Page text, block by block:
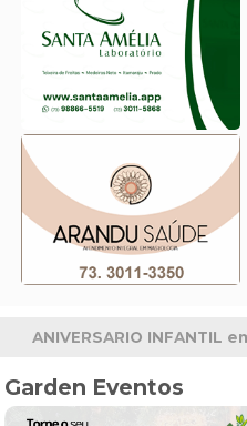
ANIVERSARIO INFANTIL
Garden Eventos